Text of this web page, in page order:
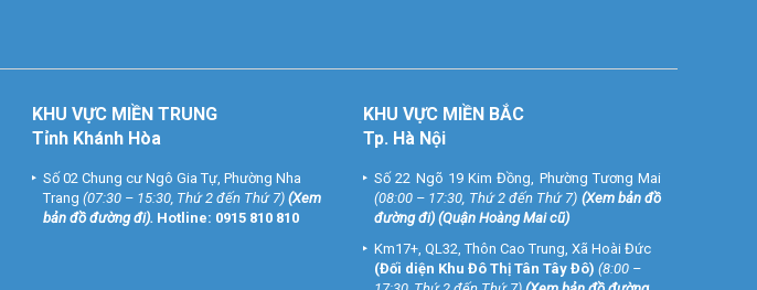
KHU VỰC MIỀN TRUNG
Tỉnh Khánh Hòa
Số 02 Chung cư Ngô Gia Tự, Phường Nha
Trang (07:30 – 15:30, Thứ 2 đến Thứ 7) (Xem
bản đồ đường đi). Hotline: 0915 810 810
KHU VỰC MIỀN BẮC
Tp. Hà Nội
Số 22 Ngõ 19 Kim Đồng, Phường Tương Mai
(08:00 – 17:30, Thứ 2 đến Thứ 7) (Xem bản đồ
đường đi) (Quận Hoàng Mai cũ)
Km17+, QL32, Thôn Cao Trung, Xã Hoài Đức
(Đối diện Khu Đô Thị Tân Tây Đô) (8:00 –